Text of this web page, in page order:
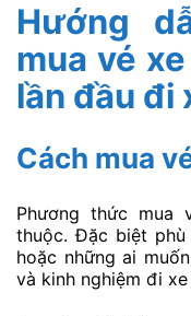
Hướng
mua vé
lần đầu đi
Cách mua
Phương thức
thuộc. Đặc biệt
hoặc những ai
và kinh nghiệm đi xe